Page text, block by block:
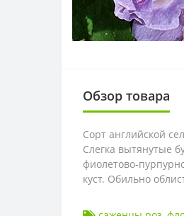
Обзор товара
Сорт английской
Слегка вытянутые
фиолетово-
куст. Обильно